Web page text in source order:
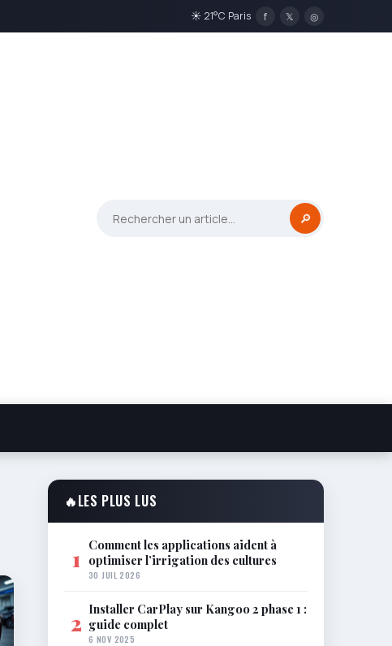
☀ 21°C Paris f 𝕏 ◎
🔎
🔥LES PLUS LUS
1 Comment les applications aident à
optimiser l’irrigation des cultures
30 JUIL 2026
2 Installer CarPlay sur Kangoo 2 phase 1 :
guide complet
6 NOV 2025